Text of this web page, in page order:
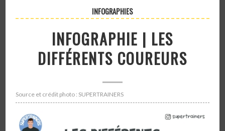
INFOGRAPHIES
INFOGRAPHIE | LES
DIFFÉRENTS COUREURS
Source et crédit photo : SUPERTRAINERS